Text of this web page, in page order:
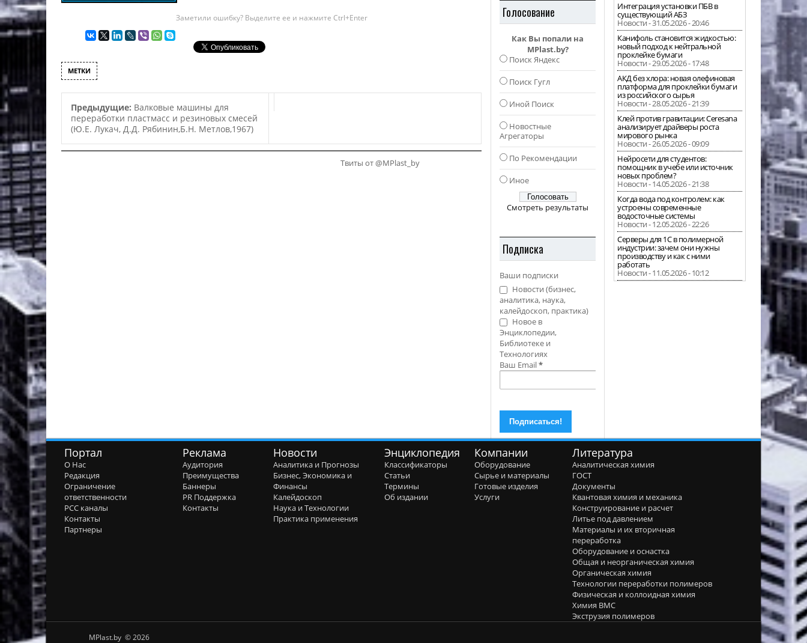
Заметили ошибку? Выделите ее и нажмите Ctrl+Enter
МЕТКИ
Предыдущие: Валковые машины для
переработки пластмасс и резиновых смесей
(Ю.Е. Лукач, Д.Д. Рябинин,Б.Н. Метлов,1967)
Твиты от @MPlast_by
Голосование
Как Вы попали на
MPlast.by?
Поиск Яндекс
Поиск Гугл
Иной Поиск
Новостные
Агрегаторы
По Рекомендации
Иное
Смотреть результаты
Подписка
Ваши подписки
Новости (бизнес,
аналитика, наука,
калейдоскоп, практика)
Новое в
Энциклопедии,
Библиотеке и
Технологиях
Ваш Email*
Интеграция установки ПБВ в
существующий АБЗ
Новости - 31.05.2026 - 20:46
Канифоль становится жидкостью:
новый подход к нейтральной
проклейке бумаги
Новости - 29.05.2026 - 17:48
АКД без хлора: новая олефиновая
платформа для проклейки бумаги
из российского сырья
Новости - 28.05.2026 - 21:39
Клей против гравитации: Ceresana
анализирует драйверы роста
мирового рынка
Новости - 26.05.2026 - 09:09
Нейросети для студентов:
помощник в учебе или источник
новых проблем?
Новости - 14.05.2026 - 21:38
Когда вода под контролем: как
устроены современные
водосточные системы
Новости - 12.05.2026 - 22:26
Серверы для 1С в полимерной
индустрии: зачем они нужны
производству и как с ними
работать
Новости - 11.05.2026 - 10:12
Портал
О Нас
Редакция
Ограничение
ответственности
РСС каналы
Контакты
Партнеры
Реклама
Аудитория
Преимущества
Баннеры
PR Поддержка
Контакты
Новости
Аналитика и Прогнозы
Бизнес, Экономика и
Финансы
Калейдоскоп
Наука и Технологии
Практика применения
Энциклопедия
Классификаторы
Статьи
Термины
Об издании
Компании
Оборудование
Сырье и материалы
Готовые изделия
Услуги
Литература
Аналитическая химия
ГОСТ
Документы
Квантовая химия и механика
Конструирование и расчет
Литье под давлением
Материалы и их вторичная
переработка
Оборудование и оснастка
Общая и неорганическая химия
Органическая химия
Технологии переработки полимеров
Физическая и коллоидная химия
Химия ВМС
Экструзия полимеров
MPlast.by © 2026